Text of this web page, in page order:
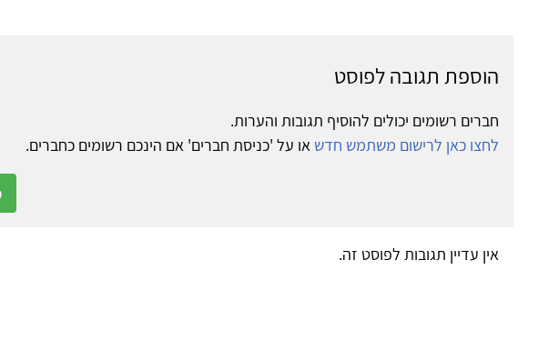
הוספת תגובה לפוסט
חברים רשומים יכולים להוסיף תגובות והערות.
לחצו כאן לרישום משתמש חדש או על 'כניסת חברים' אם הינכם רשומים כחברים.
אין עדיין תגובות לפוסט זה.